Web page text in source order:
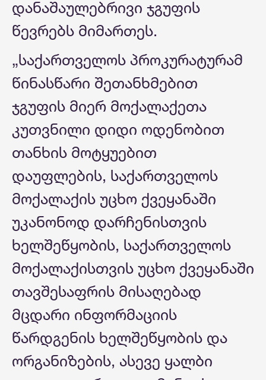
დანაშაულებრივი ჯგუფის
წევრებს მიმართეს.
„საქართველოს პროკურატურამ
წინასწარი შეთანხმებით
ჯგუფის მიერ მოქალაქეთა
კუთვნილი დიდი ოდენობით
თანხის მოტყუებით
დაუფლების, საქართველოს
მოქალაქის უცხო ქვეყანაში
უკანონოდ დარჩენისთვის
ხელშეწყობის, საქართველოს
მოქალაქისთვის უცხო ქვეყანაში
თავშესაფრის მისაღებად
მცდარი ინფორმაციის
წარდგენის ხელშეწყობის და
ორგანიზების, ასევე ყალბი